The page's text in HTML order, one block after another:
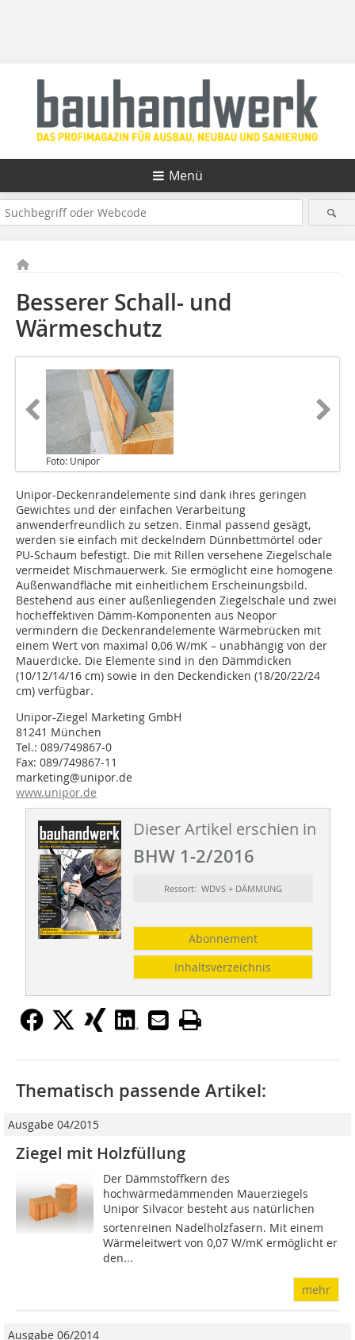
Menü
Besserer Schall- und
Wärmeschutz
Foto: Unipor
Unipor-Deckenrandelemente sind dank ihres geringen
Gewichtes und der einfachen Verarbeitung
anwenderfreundlich zu setzen. Einmal passend gesägt,
werden sie einfach mit deckelndem Dünnbettmörtel oder
PU-Schaum befestigt. Die mit Rillen versehene Ziegelschale
vermeidet Mischmauerwerk. Sie ermöglicht eine homogene
Außenwandfläche mit einheitlichem Erscheinungsbild.
Bestehend aus einer außenliegenden Ziegelschale und zwei
hocheffektiven Dämm-Komponenten aus Neopor
vermindern die Deckenrandelemente Wärmebrücken mit
einem Wert von maximal 0,06 W/mK – unabhängig von der
Mauerdicke. Die Elemente sind in den Dämmdicken
(10/12/14/16 cm) sowie in den Deckendicken (18/20/22/24
cm) verfügbar.
Unipor-Ziegel Marketing GmbH
81241 München
Tel.: 089/749867-0
Fax: 089/749867-11
marketing@unipor.de
www.unipor.de
Dieser Artikel erschien in
BHW 1-2/2016
Ressort: WDVS + DÄMMUNG
Abonnement
Inhaltsverzeichnis
Thematisch passende Artikel:
Ausgabe 04/2015
Ziegel mit Holzfüllung
Der Dämmstoffkern des
hochwärmedämmenden Mauerziegels
Unipor Silvacor besteht aus natürlichen
sortenreinen Nadelholzfasern. Mit einem
Wärmeleitwert von 0,07 W/mK ermöglicht er
den...
mehr
Ausgabe 06/2014